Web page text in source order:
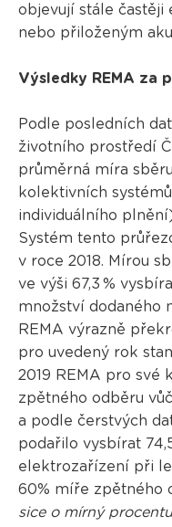
objevují stále častěji
nebo přiloženým
Výsledky REMA za
Podle posledních
životního prostředí
průměrná míra
kolektivních
individuálního plnění)
Systém tento
v roce 2018. Mírou
ve výši 67,3 %
množství dodaného
REMA výrazně
pro uvedený rok
2019 REMA pro své
zpětného odběru
a podle čerstvých
podařilo vysbírat
elektrozařízení při
60% míře zpětného
sice o mírný